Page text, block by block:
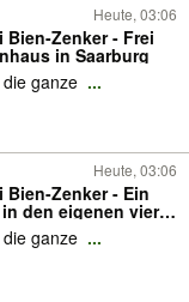
Heute, 03:06
Zenker - Frei
in Saarburg
ganze ...
Heute, 03:06
Zenker - Ein
den eigenen vier
ganze ...